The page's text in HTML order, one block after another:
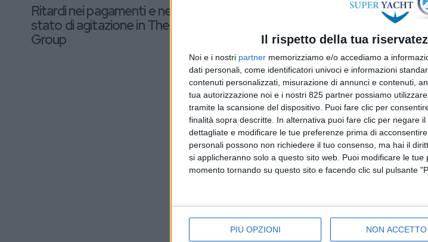
Il rispetto della tua
Noi e i nostri partner memorizziamo e/o accediamo a
dati personali, come identificatori univoci e informazioni
contenuti personalizzati, misurazione di annunci e contenuti,
tua autorizzazione noi e i nostri 825 partner possiamo
tramite la scansione del dispositivo. Puoi fare clic per
finalità sopra descritte. In alternativa puoi fare clic per negare
dettagliate e modificare le tue preferenze prima di acconsentire.
personali possono non richiedere il tuo consenso, ma hai il
si applicheranno solo a questo sito web. Puoi modificare le
momento tornando su questo sito e facendo clic sul pulsante
PIÙ OPZIONI NON ACCETTO
Ritardi nei pagamenti e negli stipendi,
stato di agitazione in The Italian Sea
Group